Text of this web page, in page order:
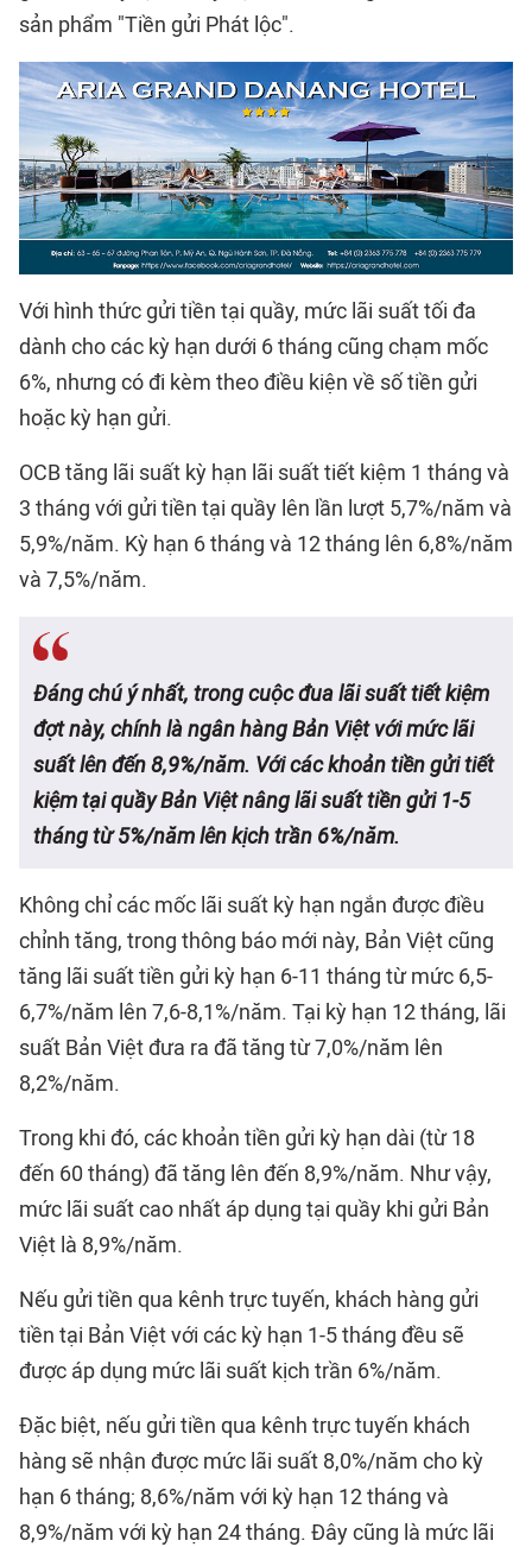
sản phẩm "Tiền gửi Phát lộc".
Với hình thức gửi tiền tại quầy, mức lãi suất tối đa
dành cho các kỳ hạn dưới 6 tháng cũng chạm mốc
6%, nhưng có đi kèm theo điều kiện về số tiền gửi
hoặc kỳ hạn gửi.
OCB tăng lãi suất kỳ hạn lãi suất tiết kiệm 1 tháng và
3 tháng với gửi tiền tại quầy lên lần lượt 5,7%/năm và
5,9%/năm. Kỳ hạn 6 tháng và 12 tháng lên 6,8%/năm
và 7,5%/năm.
Đáng chú ý nhất, trong cuộc đua lãi suất tiết kiệm
đợt này, chính là ngân hàng Bản Việt với mức lãi
suất lên đến 8,9%/năm. Với các khoản tiền gửi tiết
kiệm tại quầy Bản Việt nâng lãi suất tiền gửi 1-5
tháng từ 5%/năm lên kịch trần 6%/năm.
Không chỉ các mốc lãi suất kỳ hạn ngắn được điều
chỉnh tăng, trong thông báo mới này, Bản Việt cũng
tăng lãi suất tiền gửi kỳ hạn 6-11 tháng từ mức 6,5-
6,7%/năm lên 7,6-8,1%/năm. Tại kỳ hạn 12 tháng, lãi
suất Bản Việt đưa ra đã tăng từ 7,0%/năm lên
8,2%/năm.
Trong khi đó, các khoản tiền gửi kỳ hạn dài (từ 18
đến 60 tháng) đã tăng lên đến 8,9%/năm. Như vậy,
mức lãi suất cao nhất áp dụng tại quầy khi gửi Bản
Việt là 8,9%/năm.
Nếu gửi tiền qua kênh trực tuyến, khách hàng gửi
tiền tại Bản Việt với các kỳ hạn 1-5 tháng đều sẽ
được áp dụng mức lãi suất kịch trần 6%/năm.
Đặc biệt, nếu gửi tiền qua kênh trực tuyến khách
hàng sẽ nhận được mức lãi suất 8,0%/năm cho kỳ
hạn 6 tháng; 8,6%/năm với kỳ hạn 12 tháng và
8,9%/năm với kỳ hạn 24 tháng. Đây cũng là mức lãi